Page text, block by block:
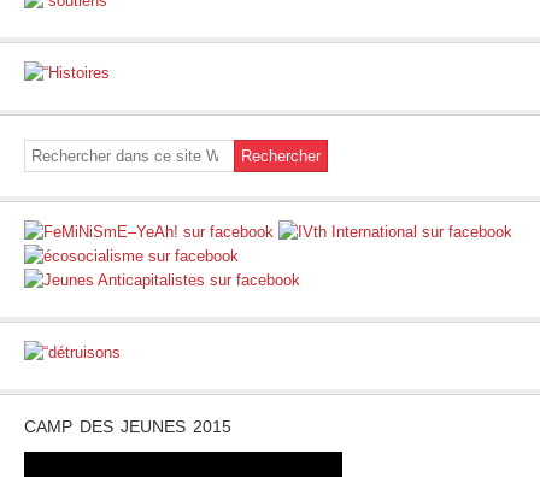
CAMP DES JEUNES 2015